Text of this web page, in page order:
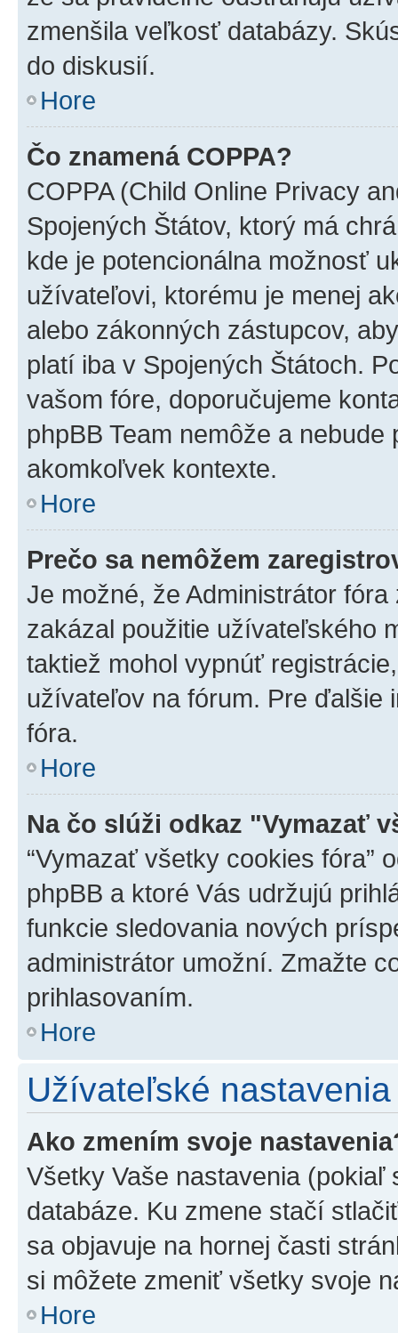
zmenšila veľkosť databázy.
do diskusií.
Hore
Čo znamená COPPA?
COPPA (Child Online Privacy
Spojených Štátov, ktorý má
kde je potencionálna možnosť
užívateľovi, ktorému je menej
alebo zákonných zástupcov,
platí iba v Spojených Štátoch.
vašom fóre, doporučujeme
phpBB Team nemôže a
akomkoľvek kontexte.
Hore
Prečo sa nemôžem
Je možné, že Administrátor
zakázal použitie užívateľského
taktiež mohol vypnúť
užívateľov na fórum. Pre ďalšie
fóra.
Hore
Na čo slúži odkaz "Vymazať
“Vymazať všetky cookies fóra”
phpBB a ktoré Vás udržujú
funkcie sledovania nových
administrátor umožní. Zmažte
prihlasovaním.
Hore
Užívateľské nastavenia
Ako zmením svoje
Všetky Vaše nastavenia
databáze. Ku zmene stačí
sa objavuje na hornej časti
si môžete zmeniť všetky svoje
Hore